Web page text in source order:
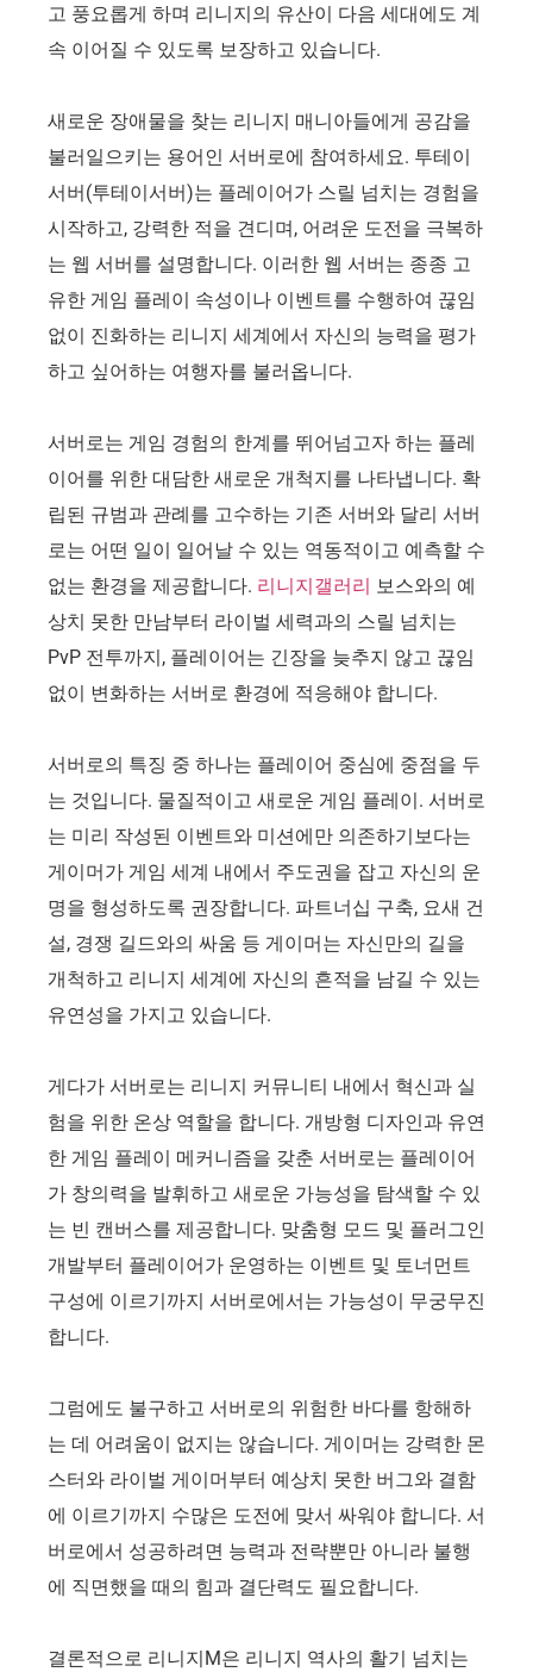
고 풍요롭게 하며 리니지의 유산이 다음 세대에도 계
속 이어질 수 있도록 보장하고 있습니다.
새로운 장애물을 찾는 리니지 매니아들에게 공감을
불러일으키는 용어인 서버로에 참여하세요. 투테이
서버(투테이서버)는 플레이어가 스릴 넘치는 경험을
시작하고, 강력한 적을 견디며, 어려운 도전을 극복하
는 웹 서버를 설명합니다. 이러한 웹 서버는 종종 고
유한 게임 플레이 속성이나 이벤트를 수행하여 끊임
없이 진화하는 리니지 세계에서 자신의 능력을 평가
하고 싶어하는 여행자를 불러옵니다.
서버로는 게임 경험의 한계를 뛰어넘고자 하는 플레
이어를 위한 대담한 새로운 개척지를 나타냅니다. 확
립된 규범과 관례를 고수하는 기존 서버와 달리 서버
로는 어떤 일이 일어날 수 있는 역동적이고 예측할 수
없는 환경을 제공합니다. 리니지갤러리 보스와의 예
상치 못한 만남부터 라이벌 세력과의 스릴 넘치는
PvP 전투까지, 플레이어는 긴장을 늦추지 않고 끊임
없이 변화하는 서버로 환경에 적응해야 합니다.
서버로의 특징 중 하나는 플레이어 중심에 중점을 두
는 것입니다. 물질적이고 새로운 게임 플레이. 서버로
는 미리 작성된 이벤트와 미션에만 의존하기보다는
게이머가 게임 세계 내에서 주도권을 잡고 자신의 운
명을 형성하도록 권장합니다. 파트너십 구축, 요새 건
설, 경쟁 길드와의 싸움 등 게이머는 자신만의 길을
개척하고 리니지 세계에 자신의 흔적을 남길 수 있는
유연성을 가지고 있습니다.
게다가 서버로는 리니지 커뮤니티 내에서 혁신과 실
험을 위한 온상 역할을 합니다. 개방형 디자인과 유연
한 게임 플레이 메커니즘을 갖춘 서버로는 플레이어
가 창의력을 발휘하고 새로운 가능성을 탐색할 수 있
는 빈 캔버스를 제공합니다. 맞춤형 모드 및 플러그인
개발부터 플레이어가 운영하는 이벤트 및 토너먼트
구성에 이르기까지 서버로에서는 가능성이 무궁무진
합니다.
그럼에도 불구하고 서버로의 위험한 바다를 항해하
는 데 어려움이 없지는 않습니다. 게이머는 강력한 몬
스터와 라이벌 게이머부터 예상치 못한 버그와 결함
에 이르기까지 수많은 도전에 맞서 싸워야 합니다. 서
버로에서 성공하려면 능력과 전략뿐만 아니라 불행
에 직면했을 때의 힘과 결단력도 필요합니다.
결론적으로 리니지M은 리니지 역사의 활기 넘치는